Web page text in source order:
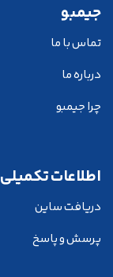
جیمبو
تماس با ما
درباره ما
چرا جیمبو
اطلاعات تکمیلی
دریافت ساین
پرسش و پاسخ